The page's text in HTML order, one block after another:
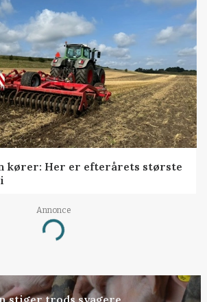
kører: Her er efterårets største
Annonce
Loading...